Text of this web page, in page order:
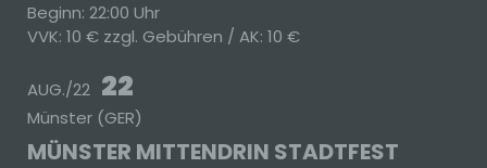
Beginn: 22:00 Uhr
VVK: 10 € zzgl. Gebühren / AK: 10 €
AUG./22 22
Münster (GER)
MÜNSTER MITTENDRIN STADTFEST
b) betroffene Person
identifizierbare natürliche Person, deren
personenbezogene Daten von dem für die
Verarbeitung Verantwortlichen verarbeitet
werden.